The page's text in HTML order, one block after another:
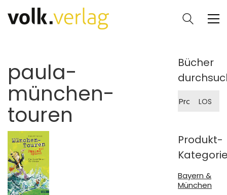
paula-
münchen-
touren
Bücher
nach:
LOS
Produkt-
Bayern &
München